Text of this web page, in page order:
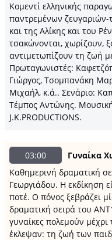
Κομεντί ελληνικής
παντρεμένων
και της Αλίκης και του
τσακώνονται, χωρίζουν,
αντιμετωπίζουν τη ζωή
Πρωταγωνιστές:
Γιώργος, Τσομπανάκη
Μιχαήλ, κ.ά.. Σενάριο:
Τέμπος Αντώνης.
J.K.PRODUCTIONS.
03:00
Γυναίκα
Καθημερινή δραματική
Γεωργιάδου. Η εκδίκηση
ποτέ. Ο πόνος ξεβράζει
δραματική σειρά του
γυναίκες πολεμούν
έκλεψαν: τη ζωή των